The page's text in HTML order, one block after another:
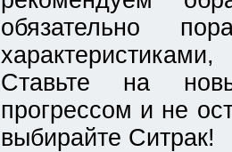
обязательно
Ставьте на
прогрессом и не
выбирайте Ситрак!